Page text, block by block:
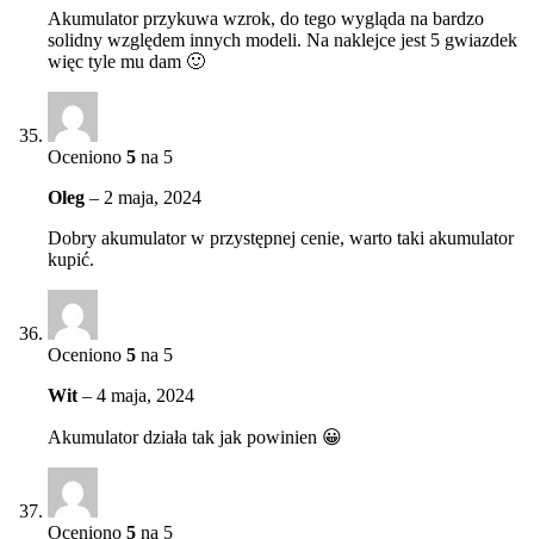
Akumulator przykuwa wzrok, do tego wygląda na bardzo
solidny względem innych modeli. Na naklejce jest 5 gwiazdek
więc tyle mu dam 🙂
Oceniono 5 na 5
Oleg – 2 maja, 2024
Dobry akumulator w przystępnej cenie, warto taki akumulator
kupić.
Oceniono 5 na 5
Wit – 4 maja, 2024
Akumulator działa tak jak powinien 😀
Oceniono 5 na 5